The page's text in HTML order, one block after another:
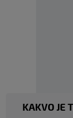
KAKVO JE